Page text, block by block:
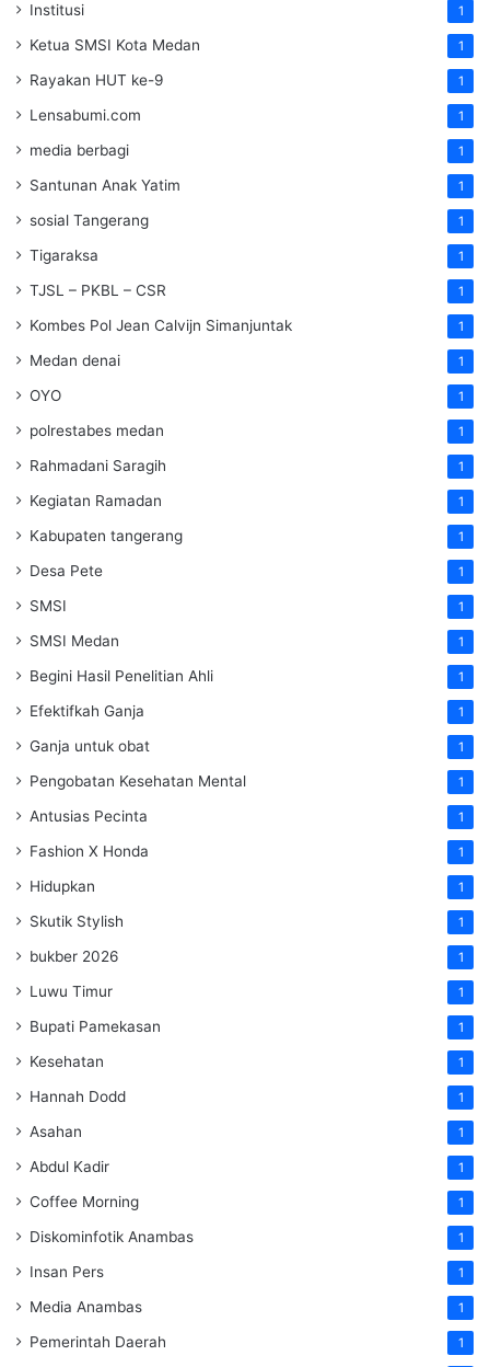
Institusi 1
Ketua SMSI Kota Medan 1
Rayakan HUT ke-9 1
Lensabumi.com 1
media berbagi 1
Santunan Anak Yatim 1
sosial Tangerang 1
Tigaraksa 1
TJSL – PKBL – CSR 1
Kombes Pol Jean Calvijn Simanjuntak 1
Medan denai 1
OYO 1
polrestabes medan 1
Rahmadani Saragih 1
Kegiatan Ramadan 1
Kabupaten tangerang 1
Desa Pete 1
SMSI 1
SMSI Medan 1
Begini Hasil Penelitian Ahli 1
Efektifkah Ganja 1
Ganja untuk obat 1
Pengobatan Kesehatan Mental 1
Antusias Pecinta 1
Fashion X Honda 1
Hidupkan 1
Skutik Stylish 1
bukber 2026 1
Luwu Timur 1
Bupati Pamekasan 1
Kesehatan 1
Hannah Dodd 1
Asahan 1
Abdul Kadir 1
Coffee Morning 1
Diskominfotik Anambas 1
Insan Pers 1
Media Anambas 1
Pemerintah Daerah 1